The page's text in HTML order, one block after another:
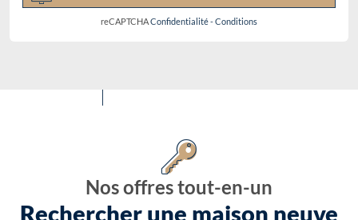
reCAPTCHAConfidentialité-Conditions
Nos offres tout-en-un
Rechercher une maison neuve